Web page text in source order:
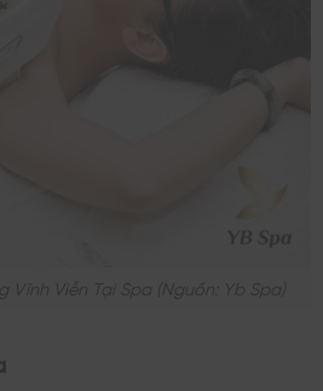
Vĩnh Viễn Tại Spa (nguồn: Yb Spa)